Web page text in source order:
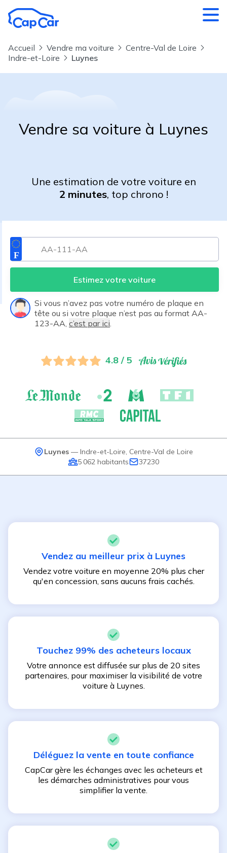
Accueil Vendre ma voiture
Centre-Val de Loire
Indre-et-Loire
Luynes
Vendre sa voiture à Luynes
Une estimation de votre voiture en
2 minutes, top chrono !
Estimez votre voiture
Si vous n’avez pas votre numéro de plaque en
tête ou si votre plaque n’est pas au format AA-
123-AA, c’est par ici
4.8 / 5
Luynes — Indre-et-Loire Centre-Val de Loire
5 062 habitants 37230
Vendez au meilleur prix à Luynes
Vendez votre voiture en moyenne 20% plus cher
qu'en concession, sans aucuns frais cachés.
Touchez 99% des acheteurs locaux
Votre annonce est diffusée sur plus de 20 sites
partenaires, pour maximiser la visibilité de votre
voiture à Luynes.
Déléguez la vente en toute confiance
CapCar gère les échanges avec les acheteurs et
les démarches administratives pour vous
simplifier la vente.